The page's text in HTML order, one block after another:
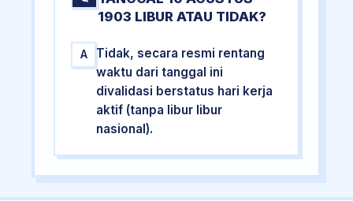
1903 LIBUR ATAU TIDAK?
A
Tidak, secara resmi rentang
waktu dari tanggal ini
divalidasi berstatus hari kerja
aktif (tanpa libur libur
nasional).